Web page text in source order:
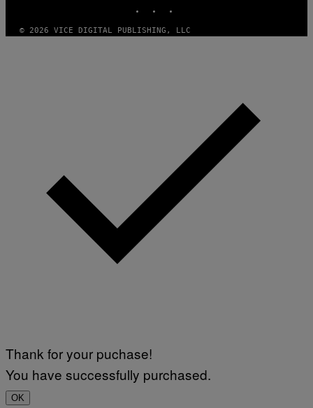
© 2026 VICE DIGITAL PUBLISHING, LLC
Thank for your puchase!
You have successfully purchased.
OK